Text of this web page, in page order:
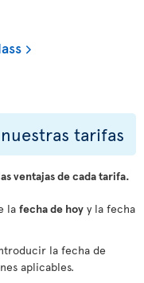
tarifas
ventajas de cada tarifa.
la fecha de hoy y la fecha
la fecha de
aplicables.